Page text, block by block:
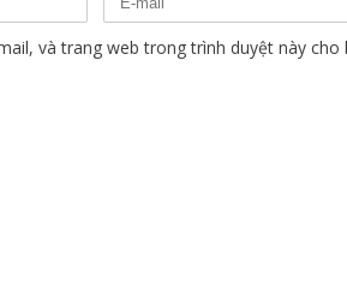
và trang web trong trình duyệt này cho